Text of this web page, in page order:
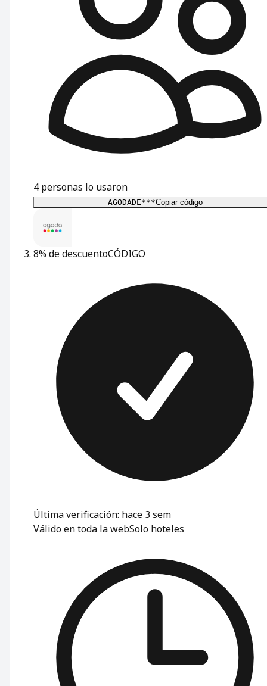
4 personas lo usaron
AGODADE***Copiar código
8% de descuentoCÓDIGO
Última verificación: hace 3 sem
Válido en toda la webSolo hoteles